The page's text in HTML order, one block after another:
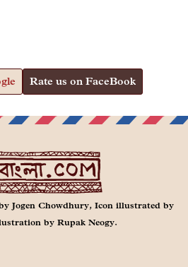
Rate us on FaceBook
Jogen Chowdhury, Icon illustrated by
by Rupak Neogy.